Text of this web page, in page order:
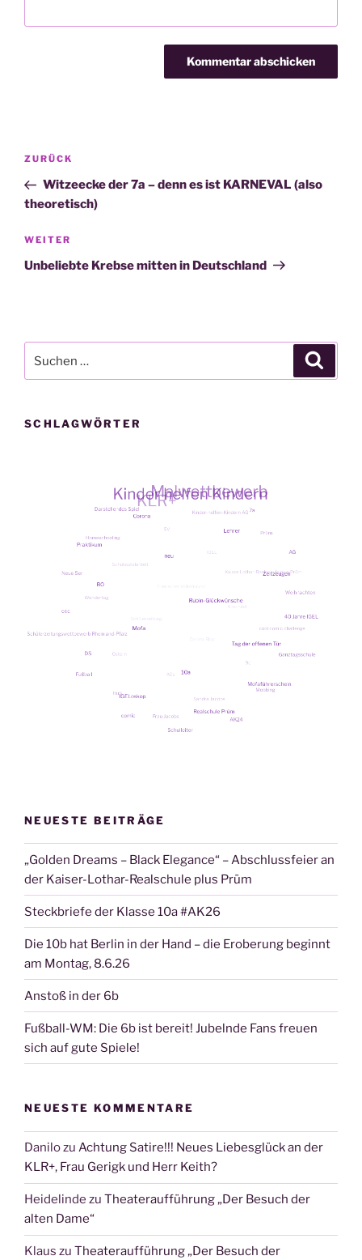
Beitragsnavigation
Vorheriger
Beitrag
ZURÜCK
Witzeecke der 7a – denn es ist KARNEVAL (also
theoretisch)
Nächster
Beitrag
WEITER
Unbeliebte Krebse mitten in Deutschland
nach:
SCHLAGWÖRTER
NEUESTE BEITRÄGE
„Golden Dreams – Black Elegance“ – Abschlussfeier an
der Kaiser-Lothar-Realschule plus Prüm
Steckbriefe der Klasse 10a #AK26
Die 10b hat Berlin in der Hand – die Eroberung beginnt
am Montag, 8.6.26
Anstoß in der 6b
Fußball-WM: Die 6b ist bereit! Jubelnde Fans freuen
sich auf gute Spiele!
NEUESTE KOMMENTARE
Danilozu Achtung Satire!!! Neues Liebesglück an der
KLR+, Frau Gerigk und Herr Keith?
Heidelinde zu Theateraufführung „Der Besuch der
alten Dame“
Klaus zu Theateraufführung „Der Besuch der